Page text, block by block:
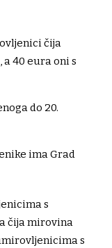
čija
a 40 eura oni s
do 20.
ima Grad
s
čija mirovina
s